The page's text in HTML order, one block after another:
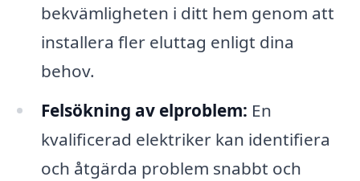
bekvämligheten i ditt hem genom att
installera fler eluttag enligt dina
behov.
Felsökning av elproblem: En
kvalificerad elektriker kan identifiera
och åtgärda problem snabbt och